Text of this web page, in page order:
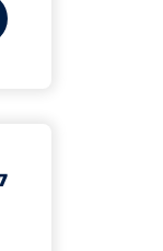
Parkplätze: